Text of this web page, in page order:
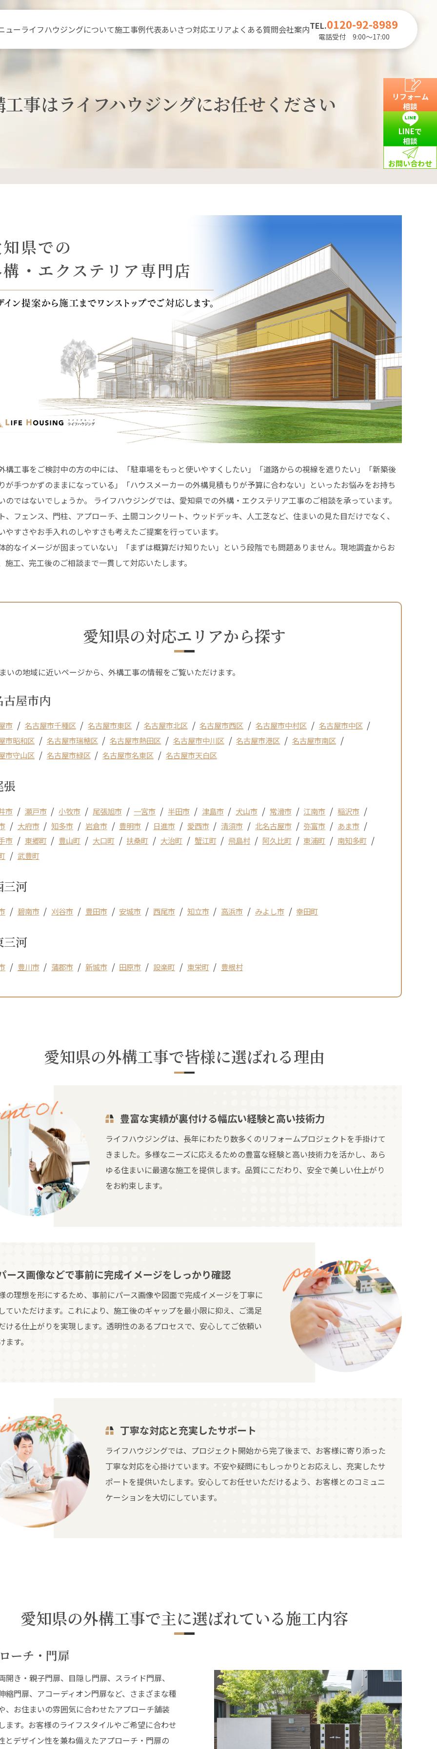
ューライフハウジングについて施工事例代表あいさつ対応エリアよくある質問会社案内TEL.0120-92-8989
電話受付 9:00～17:00
事はライフハウジングにお任せください
県での
・エクステリア専門店
構工事をご検討中の方の中には、「駐車場をもっと使いやすくしたい」「道路からの視線を遮りたい」「新築後
が手つかずのままになっている」「ハウスメーカーの外構見積もりが予算に合わない」といったお悩みをお持ち
のではないでしょうか。 ライフハウジングでは、愛知県での外構・エクステリア工事のご相談を承っています。
、フェンス、門柱、アプローチ、土間コンクリート、ウッドデッキ、人工芝など、住まいの見た目だけでなく、
やすさやお手入れのしやすさも考えたご提案を行っています。
的なイメージが固まっていない」「まずは概算だけ知りたい」という段階でも問題ありません。現地調査からお
施工、完工後のご相談まで一貫して対応いたします。
愛知県の対応エリアから探す
いの地域に近いページから、外構工事の情報をご覧いただけます。
古屋市内
市 名古屋市千種区 名古屋市東区 名古屋市北区 名古屋市西区 名古屋市中村区
名古屋市中区
市昭和区
名古屋市瑞穂区 名古屋市熱田区 名古屋市中川区 名古屋市港区
名古屋市南区
市守山区
名古屋市緑区 名古屋市名東区 名古屋市天白区
張
市 瀬戸市 小牧市 尾張旭市 一宮市 半田市 津島市 犬山市 常滑市 江南市
稲沢市
大府市 知多市 岩倉市 豊明市 日進市 愛西市 清須市 北名古屋市 弥富市
あま市
市
東郷町 豊山町 大口町 扶桑町 大治町 蟹江町 飛島村 阿久比町 東浦町
南知多町
武豊町
三河
碧南市 刈谷市 豊田市 安城市 西尾市 知立市 高浜市 みよし市 幸田町
三河
豊川市 蒲郡市 新城市 田原市 設楽町 東栄町 豊根村
愛知県の外構工事で皆様に選ばれる理由
豊富な実績が裏付ける幅広い経験と高い技術力
ライフハウジングは、長年にわたり数多くのリフォームプロジェクトを手掛けて
きました。多様なニーズに応えるための豊富な経験と高い技術力を活かし、あら
ゆる住まいに最適な施工を提供します。品質にこだわり、安全で美しい仕上がり
をお約束します。
ース画像などで事前に完成イメージをしっかり確認
の理想を形にするため、事前にパース画像や図面で完成イメージを丁寧に
ていただけます。これにより、施工後のギャップを最小限に抑え、ご満足
ける仕上がりを実現します。透明性のあるプロセスで、安心してご依頼い
ます。
丁寧な対応と充実したサポート
ライフハウジングでは、プロジェクト開始から完了後まで、お客様に寄り添った
丁寧な対応を心掛けています。不安や疑問にもしっかりとお応えし、充実したサ
ポートを提供いたします。安心してお任せいただけるよう、お客様とのコミュニ
ケーションを大切にしています。
愛知県の外構工事で主に選ばれている施工内容
ーチ・門扉
開き・親子門扉、目隠し門扉、スライド門扉、
縮門扉、アコーディオン門扉など、さまざまな種
、お住まいの雰囲気に合わせたアプローチ舗装
ます。お客様のライフスタイルやご希望に合わせ
とデザイン性を兼ね備えたアプローチ・門扉の
リフォーム
相談
LINEで
相談
お問い合わせ